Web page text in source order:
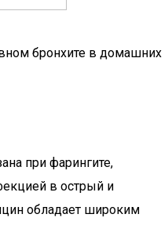
бронхите в домашних
при фарингите,
в острый и
обладает широким